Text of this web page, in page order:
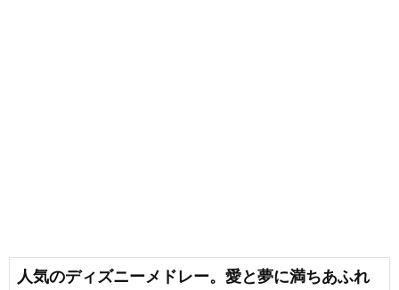
人気のディズニーメドレー。愛と夢に満ちあふれ